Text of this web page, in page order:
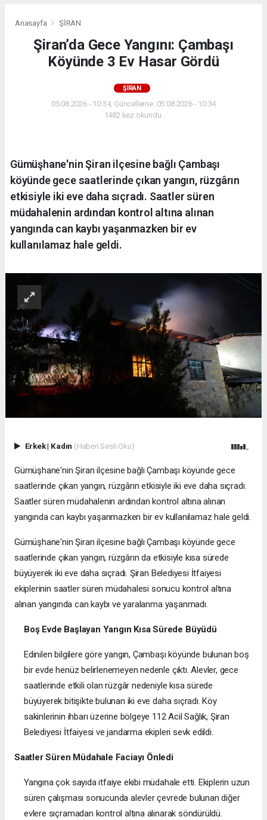
Anasayfa ŞİRAN
Şiran’da Gece Yangını: Çambaşı
Köyünde 3 Ev Hasar Gördü
ŞİRAN
05.08.2026 - 10:34, Güncelleme: 05.08.2026 - 10:34
1482 kez okundu.
Gümüşhane'nin Şiran ilçesine bağlı Çambaşı
köyünde gece saatlerinde çıkan yangın, rüzgârın
etkisiyle iki eve daha sıçradı. Saatler süren
müdahalenin ardından kontrol altına alınan
yangında can kaybı yaşanmazken bir ev
kullanılamaz hale geldi.
Erkek| Kadın (Haberi Sesli Oku)
Gümüşhane'nin Şiran ilçesine bağlı Çambaşı köyünde gece
saatlerinde çıkan yangın, rüzgârın etkisiyle iki eve daha sıçradı.
Saatler süren müdahalenin ardından kontrol altına alınan
yangında can kaybı yaşanmazken bir ev kullanılamaz hale geldi.
Gümüşhane'nin Şiran ilçesine bağlı Çambaşı köyünde gece
saatlerinde çıkan yangın, rüzgârın da etkisiyle kısa sürede
büyüyerek iki eve daha sıçradı. Şiran Belediyesi İtfaiyesi
ekiplerinin saatler süren müdahalesi sonucu kontrol altına
alınan yangında can kaybı ve yaralanma yaşanmadı.
Boş Evde Başlayan Yangın Kısa Sürede Büyüdü
Edinilen bilgilere göre yangın, Çambaşı köyünde bulunan boş
bir evde henüz belirlenemeyen nedenle çıktı. Alevler, gece
saatlerinde etkili olan rüzgâr nedeniyle kısa sürede
büyüyerek bitişikte bulunan iki eve daha sıçradı. Köy
sakinlerinin ihbarı üzerine bölgeye 112 Acil Sağlık, Şiran
Belediyesi İtfaiyesi ve jandarma ekipleri sevk edildi.
Saatler Süren Müdahale Faciayı Önledi
Yangına çok sayıda itfaiye ekibi müdahale etti. Ekiplerin uzun
süren çalışması sonucunda alevler çevrede bulunan diğer
evlere sıçramadan kontrol altına alınarak söndürüldü.